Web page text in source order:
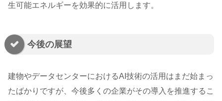
生可能エネルギーを効果的に活用します。
今後の展望
建物やデータセンターにおけるAI技術の活用はまだ始まっ
たばかりですが、今後多くの企業がその導入を推進するこ